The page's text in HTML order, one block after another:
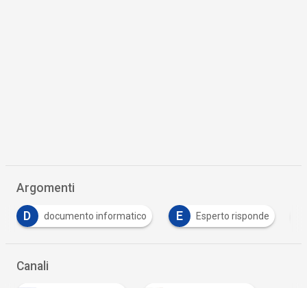
Argomenti
D documento informatico E Esperto risponde
Canali